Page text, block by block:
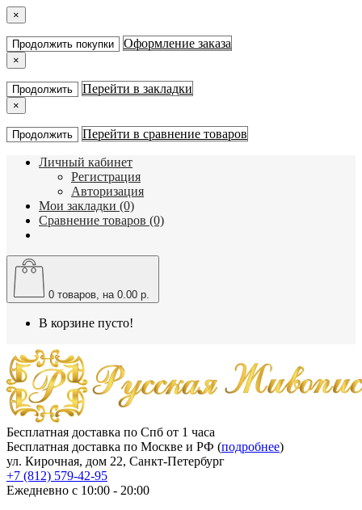
×
Продолжить покупки Оформление заказа
×
Продолжить Перейти в закладки
×
Продолжить Перейти в сравнение товаров
Личный кабинет
Регистрация
Авторизация
Мои закладки (0)
Сравнение товаров (0)
0 товаров, на 0.00 р.
В корзине пусто!
Бесплатная доставка по Спб от 1 часа
Бесплатная доставка по Москве и РФ (подробнее)
ул. Кирочная, дом 22, Санкт-Петербург
+7 (812) 579-42-95
Ежедневно с 10:00 - 20:00